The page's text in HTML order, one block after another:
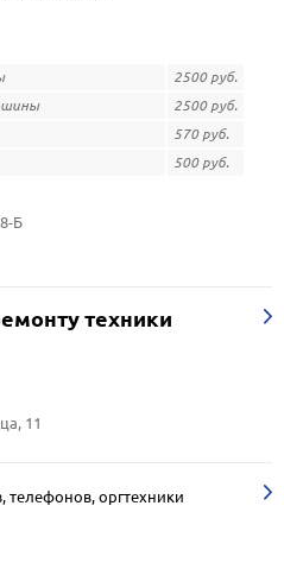
2500 руб.
2500 руб.
570 руб.
500 руб.
Б
техники
11
телефонов, оргтехники